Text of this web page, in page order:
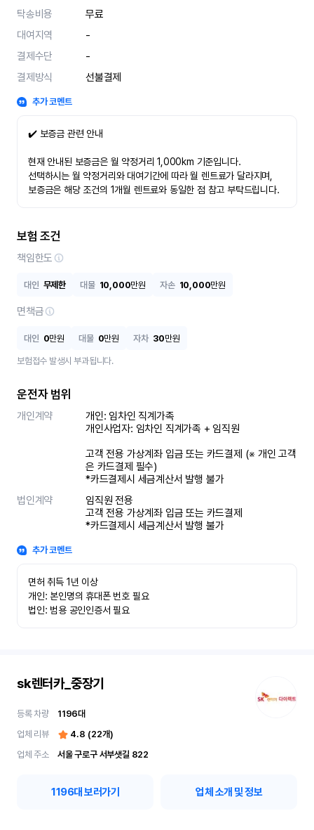
탁송비용
무료
대여지역
-
결제수단
-
결제방식
선불결제
추가 코멘트
✔️ 보증금 관련 안내
현재 안내된 보증금은 월 약정거리 1,000km 기준입니다.
선택하시는 월 약정거리와 대여기간에 따라 월 렌트료가 달라지며,
보증금은 해당 조건의 1개월 렌트료와 동일한 점 참고 부탁드립니다.
보험 조건
책임한도
대인 무제한 대물 10,000만원 자손 10,000만원
면책금
대인 0만원 대물 0만원 자차 30만원
보험접수 발생시 부과됩니다.
운전자 범위
개인계약
개인: 임차인 직계가족
개인사업자: 임차인 직계가족 + 임직원
고객 전용 가상계좌 입금 또는 카드결제 (※ 개인 고객
은 카드결제 필수)
*카드결제시 세금계산서 발행 불가
법인계약
임직원 전용
고객 전용 가상계좌 입금 또는 카드결제
*카드결제시 세금계산서 발행 불가
추가 코멘트
면허 취득 1년 이상
개인: 본인명의 휴대폰 번호 필요
법인: 범용 공인인증서 필요
sk렌터카_중장기
등록 차량 1196대
업체 리뷰
4.8 (22개)
업체 주소
서울 구로구 서부샛길 822
1196대 보러가기 업체 소개 및 정보